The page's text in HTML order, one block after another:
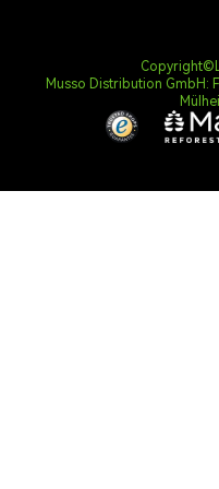
Musso Distribution GmbH: